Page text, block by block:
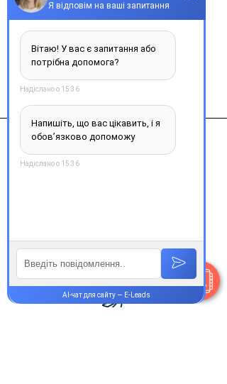
Купити
Виробник
Биоформ НЦ
Контакти
Пн-Пт:9.00-19.00
Сб-Нд:9.00-16.00